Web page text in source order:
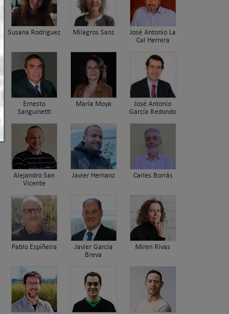
Susana Rodriguez Milagros Sanz
José Antonio La
Cal Herrera
Ernesto
Sanguinetti
María Moya
José Antonio
García Redondo
Alejandro San
Vicente
Javier Hernanz Carles Borrás
Pablo Espiñeira
Javier García
Breva
Miren Rivas